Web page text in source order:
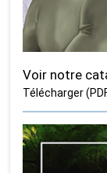
Voir notre
Télécharger